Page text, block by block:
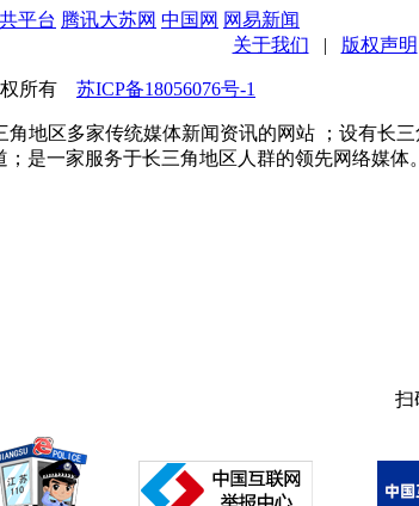
平台 腾讯大苏网 中国网 网易新闻
关于我们
| 版权声明
权所有 苏ICP备18056076号-1
角地区多家传统媒体新闻资讯的网站 ；设有长
是一家服务于长三角地区人群的领先网络媒
扫